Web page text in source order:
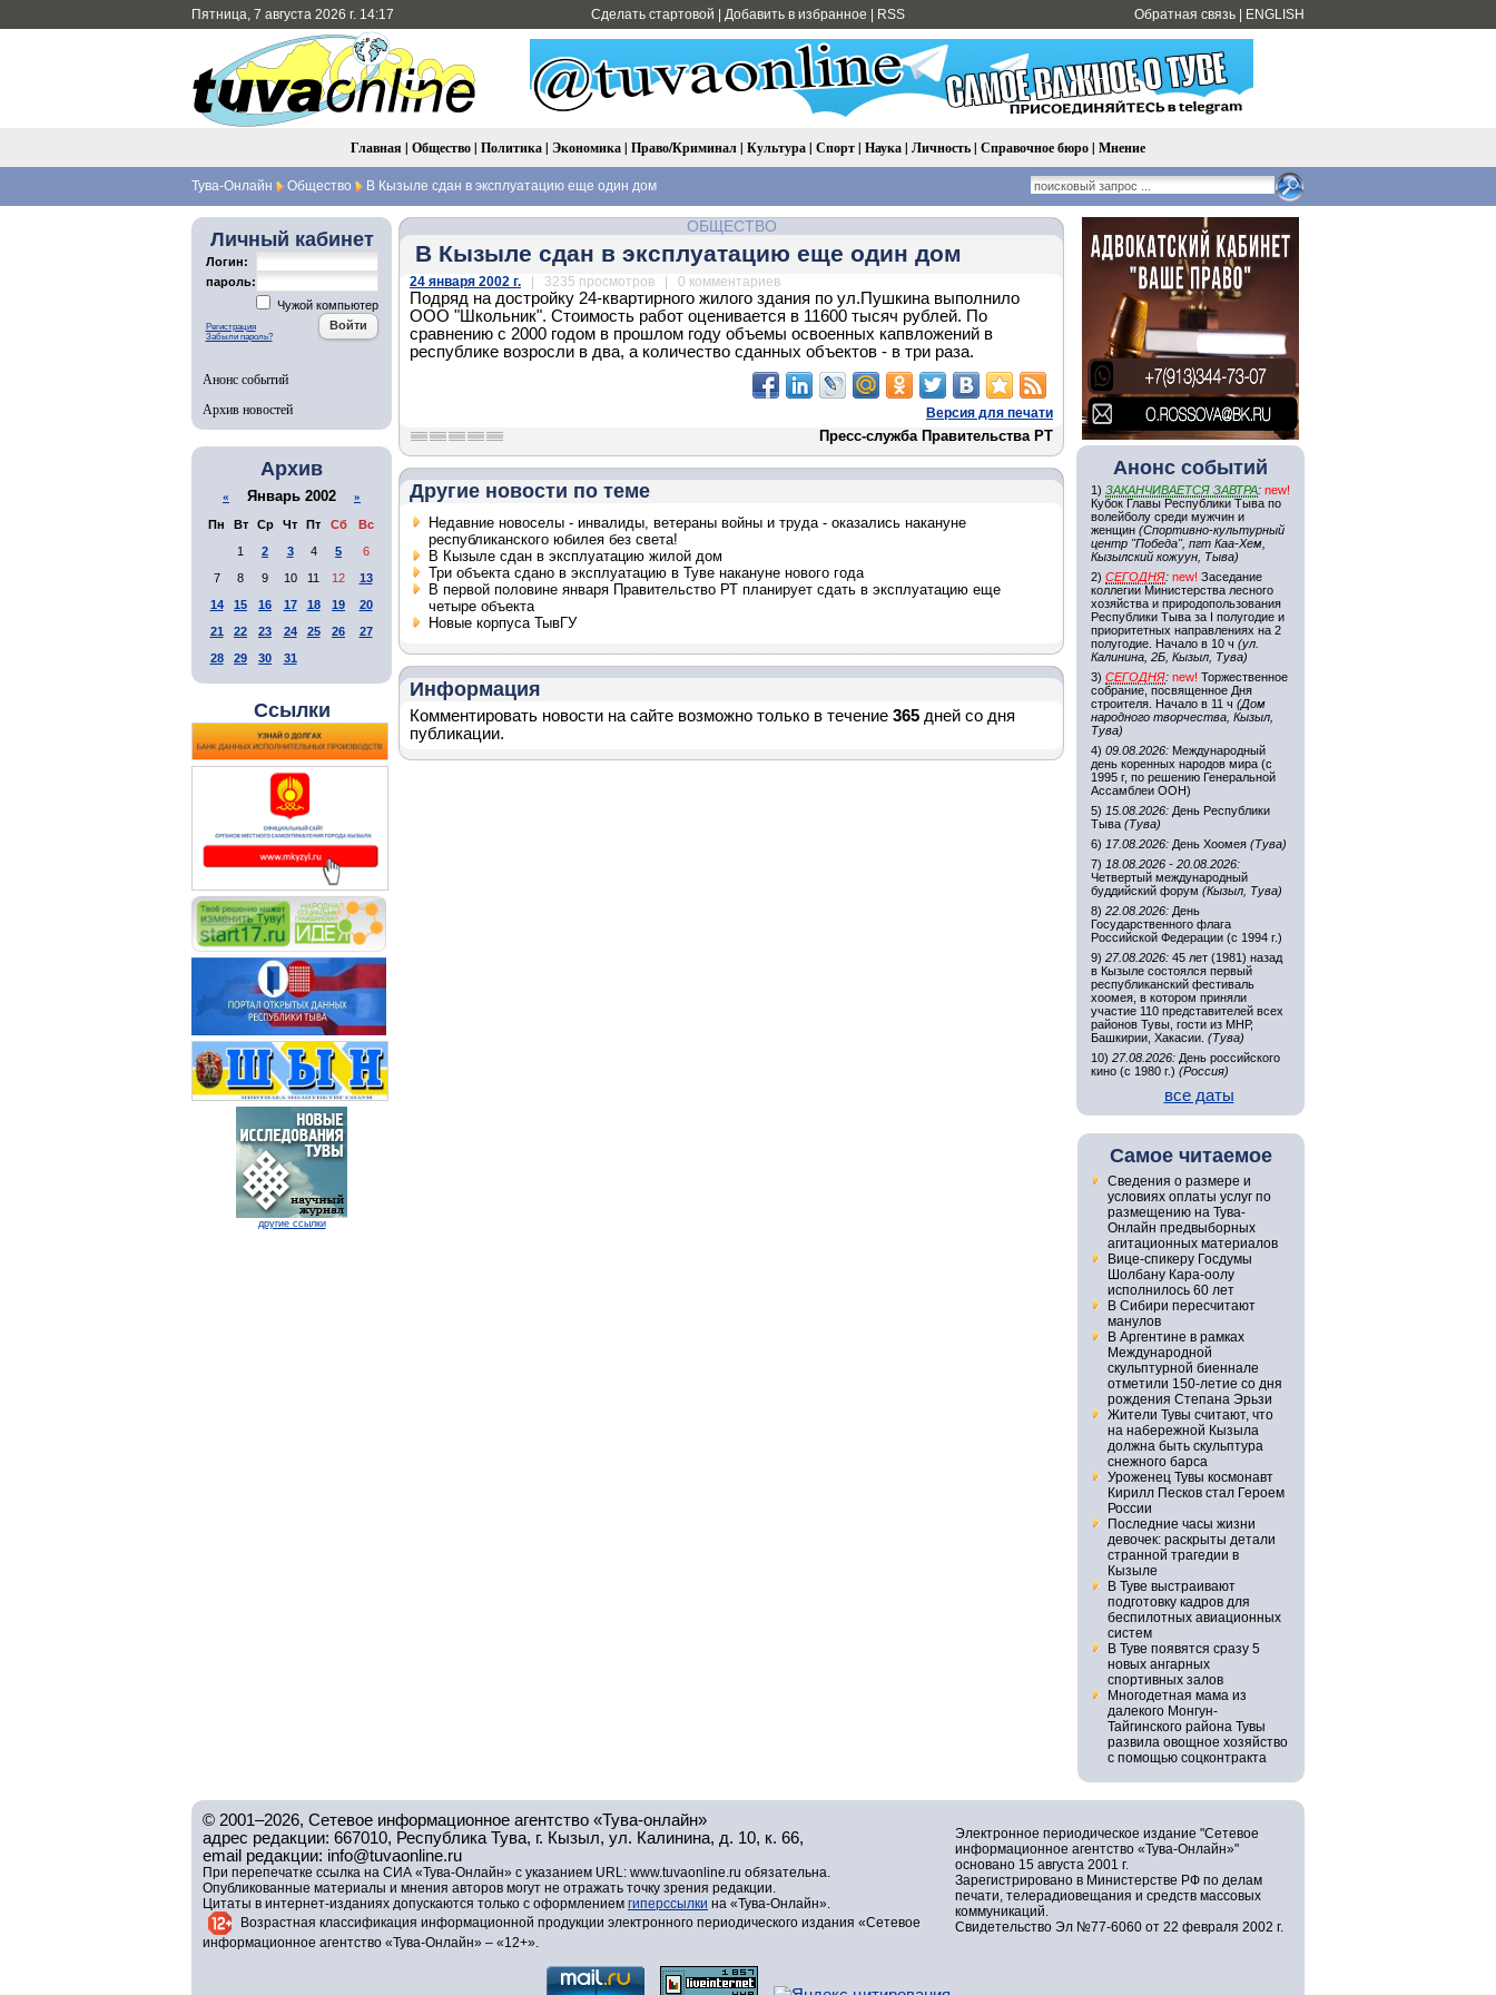
Пятница, 7 августа 2026 г. 14:17 Сделать стартовой Добавить в избранное RSS Обратная связь ENGLISH
Главная | Общество| Политика| Экономика| Право/Криминал| Культура| Спорт| Наука| Личность| Справочное бюро| Мнение
Тува-Онлайн Общество В Кызыле сдан в эксплуатацию еще один дом
Личный кабинет
Логин:
пароль:
Чужой компьютер
Регистрация
Забыли пароль?
Анонс событий
Архив новостей
Архив
« Январь 2002 »
Пн Вт Ср Чт Пт Сб
Вс
1
2 3 4 5
6
7
8 9 10 11 12
13
14
15 16 17 18 19
20
21
22 23 24 25 26
27
28
29 30 31
Ссылки
другие ссылки
ОБЩЕСТВО
В Кызыле сдан в эксплуатацию еще один дом
24 января 2002 г. | 3235 просмотров | 0 комментариев
Подряд на достройку 24-квартирного жилого здания по ул.Пушкина выполнило
ООО "Школьник". Стоимость работ оценивается в 11600 тысяч рублей. По
сравнению с 2000 годом в прошлом году объемы освоенных капвложений в
республике возросли в два, а количество сданных объектов - в три раза.
Версия для печати
Пресс-служба Правительства РТ
Другие новости по теме
Недавние новоселы - инвалиды, ветераны войны и труда - оказались накануне
республиканского юбилея без света!
В Кызыле сдан в эксплуатацию жилой дом
Три объекта сдано в эксплуатацию в Туве накануне нового года
В первой половине января Правительство РТ планирует сдать в эксплуатацию еще
четыре объекта
Новые корпуса ТывГУ
Информация
Комментировать новости на сайте возможно только в течение 365 дней со дня
публикации.
Анонс событий
1) ЗАКАНЧИВАЕТСЯ ЗАВТРА: new!
Кубок Главы Республики Тыва по
волейболу среди мужчин и
женщин (Спортивно-культурный
центр "Победа", пгт Каа-Хем,
Кызылский кожуун, Тыва)
2) СЕГОДНЯ: new! Заседание
коллегии Министерства лесного
хозяйства и природопользования
Республики Тыва за I полугодие и
приоритетных направлениях на 2
полугодие. Начало в 10 ч (ул.
Калинина, 2Б, Кызыл, Тува)
3) СЕГОДНЯ: new! Торжественное
собрание, посвященное Дня
строителя. Начало в 11 ч (Дом
народного творчества, Кызыл,
Тува)
4) 09.08.2026: Международный
день коренных народов мира (с
1995 г, по решению Генеральной
Ассамблеи ООН)
5) 15.08.2026: День Республики
Тыва (Тува)
6) 17.08.2026: День Хоомея (Тува)
7) 18.08.2026 - 20.08.2026:
Четвертый международный
буддийский форум (Кызыл, Тува)
8) 22.08.2026: День
Государственного флага
Российской Федерации (с 1994 г.)
9) 27.08.2026: 45 лет (1981) назад
в Кызыле состоялся первый
республиканский фестиваль
хоомея, в котором приняли
участие 110 представителей всех
районов Тувы, гости из МНР,
Башкирии, Хакасии. (Тува)
10) 27.08.2026: День российского
кино (с 1980 г.) (Россия)
все даты
Самое читаемое
Сведения о размере и
условиях оплаты услуг по
размещению на Тува-
Онлайн предвыборных
агитационных материалов
Вице-спикеру Госдумы
Шолбану Кара-оолу
исполнилось 60 лет
В Сибири пересчитают
манулов
В Аргентине в рамках
Международной
скульптурной биеннале
отметили 150-летие со дня
рождения Степана Эрьзи
Жители Тувы считают, что
на набережной Кызыла
должна быть скульптура
снежного барса
Уроженец Тувы космонавт
Кирилл Песков стал Героем
России
Последние часы жизни
девочек: раскрыты детали
странной трагедии в
Кызыле
В Туве выстраивают
подготовку кадров для
беспилотных авиационных
систем
В Туве появятся сразу 5
новых ангарных
спортивных залов
Многодетная мама из
далекого Монгун-
Тайгинского района Тувы
развила овощное хозяйство
с помощью соцконтракта
© 2001–2026, Сетевое информационное агентство «Тува-онлайн»
адрес редакции: 667010, Республика Тува, г. Кызыл, ул. Калинина, д. 10, к. 66,
email редакции: info@tuvaonline.ru
При перепечатке ссылка на СИА «Тува-Онлайн» с указанием URL: www.tuvaonline.ru обязательна.
Опубликованные материалы и мнения авторов могут не отражать точку зрения редакции.
Цитаты в интернет-изданиях допускаются только с оформлением гиперссылки на «Тува-Онлайн».
Возрастная классификация информационной продукции электронного периодического издания «Сетевое
информационное агентство «Тува-Онлайн» – «12+».
Электронное периодическое издание "Сетевое
информационное агентство «Тува-Онлайн»"
основано 15 августа 2001 г.
Зарегистрировано в Министерстве РФ по делам
печати, телерадиовещания и средств массовых
коммуникаций.
Свидетельство Эл №77-6060 от 22 февраля 2002 г.